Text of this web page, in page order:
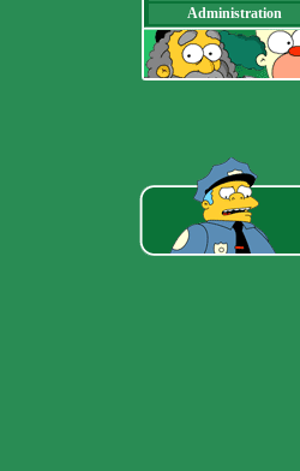
Administration